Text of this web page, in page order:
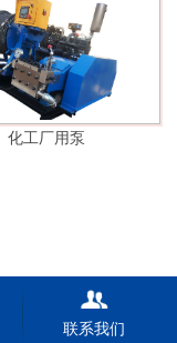
化工厂用泵
联系我们